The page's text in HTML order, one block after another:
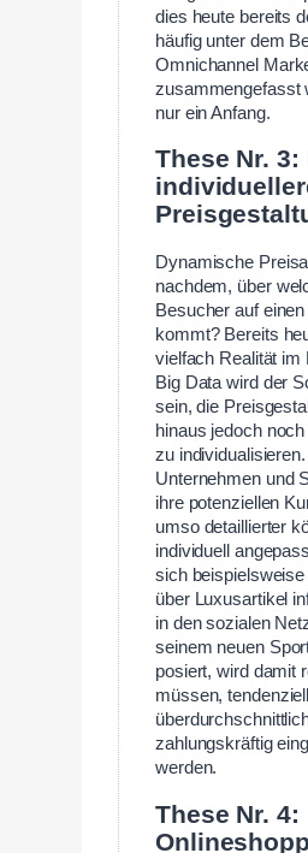
dies heute bereits
häufig unter dem
Omnichannel
zusammengefasst
nur ein Anfang.
These Nr. 3:
Dynamische
nachdem, über
Besucher auf
kommt? Bereits
vielfach Realität im
Big Data wird der
sein, die
hinaus jedoch
zu
Unternehmen und
ihre potenziellen
umso detaillierter
individuell
sich beispielsweise
über Luxusartikel
in den sozialen
seinem neuen
posiert, wird damit
müssen,
zahlungskräftig
werden.
These Nr. 4: